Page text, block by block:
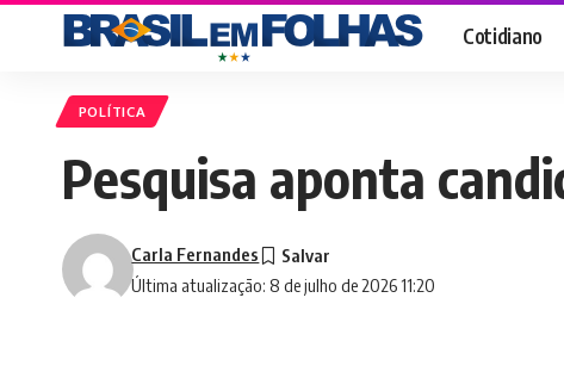
Cotidiano
POLÍTICA
Pesquisa aponta
Última atualização: 8 de julho de 2026 11:20
Carla Fernandes